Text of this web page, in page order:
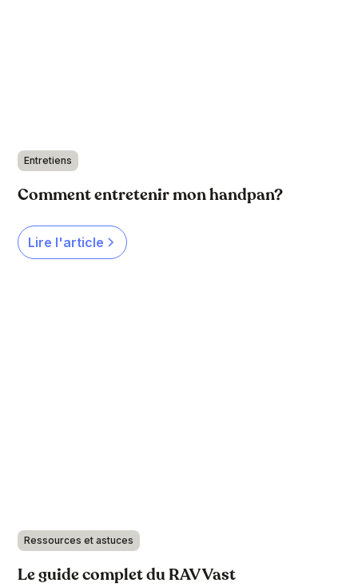
Entretiens
Comment entretenir mon handpan?
Lire l'article
Ressources et astuces
Le guide complet du RAV Vast